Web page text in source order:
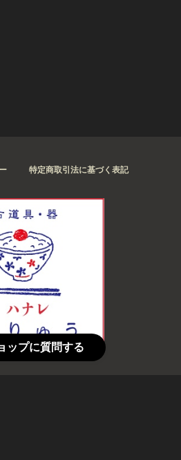
特定商取引法に基づく表記
ップに質問する